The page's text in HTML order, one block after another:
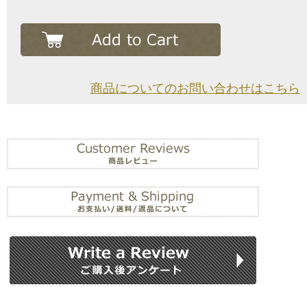
商品についてのお問い合わせはこちら